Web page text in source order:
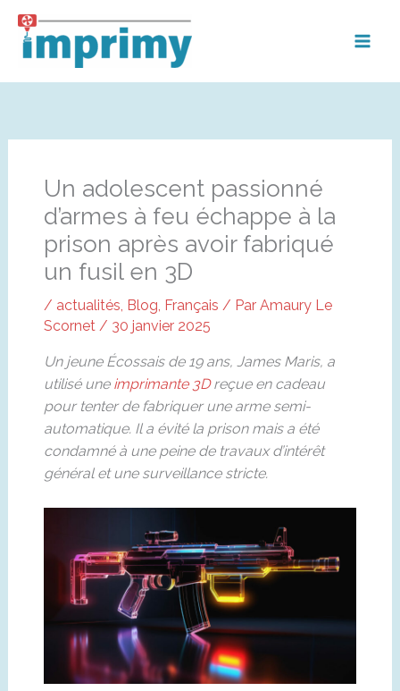
Aller
contenu
Un adolescent passionné
d’armes à feu échappe à la
prison après avoir fabriqué
un fusil en 3D
/ actualités, Blog, Français / Par Amaury Le
Scornet / 30 janvier 2025
Un jeune Écossais de 19 ans, James Maris, a
utilisé une imprimante 3Dreçue en cadeau
pour tenter de fabriquer une arme semi-
automatique. Il a évité la prison mais a été
condamné à une peine de travaux d’intérêt
général et une surveillance stricte.